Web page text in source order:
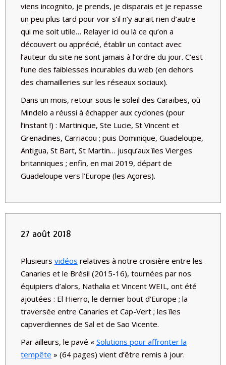
viens incognito, je prends, je disparais et je repasse
un peu plus tard pour voir s’il n’y aurait rien d’autre
qui me soit utile… Relayer ici ou là ce qu’on a
découvert ou apprécié, établir un contact avec
l’auteur du site ne sont jamais à l’ordre du jour. C’est
l’une des faiblesses incurables du web (en dehors
des chamailleries sur les réseaux sociaux).
Dans un mois, retour sous le soleil des Caraïbes, où
Mindelo a réussi à échapper aux cyclones (pour
l’instant !) : Martinique, Ste Lucie, St Vincent et
Grenadines, Carriacou ; puis Dominique, Guadeloupe,
Antigua, St Bart, St Martin… jusqu’aux îles Vierges
britanniques ; enfin, en mai 2019, départ de
Guadeloupe vers l’Europe (les Açores).
27 août 2018
Plusieurs vidéos relatives à notre croisière entre les
Canaries et le Brésil (2015-16), tournées par nos
équipiers d’alors, Nathalia et Vincent WEIL, ont été
ajoutées : El Hierro, le dernier bout d’Europe ; la
traversée entre Canaries et Cap-Vert ; les îles
capverdiennes de Sal et de Sao Vicente.
Par ailleurs, le pavé « Solutions pour affronter la
tempête » (64 pages) vient d’être remis à jour.